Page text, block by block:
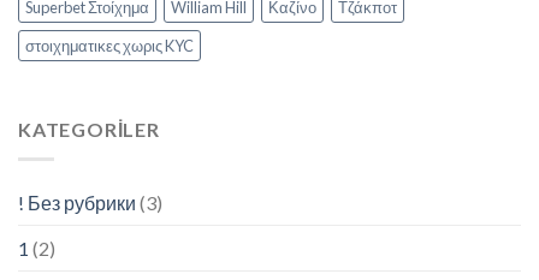
Superbet Στοίχημα
William Hill Καζίνο
Τζάκποτ
στοιχηματικες χωρις KYC
KATEGORILER
! Без рубрики (3)
1 (2)